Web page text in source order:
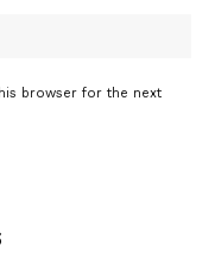
browser for the next